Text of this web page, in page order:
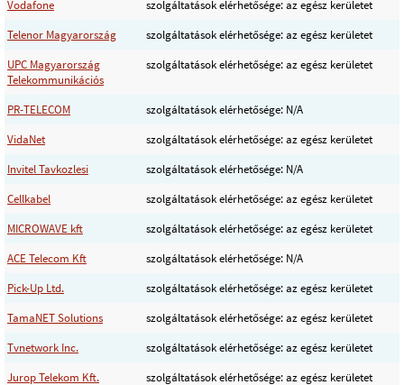
Vodafone
szolgáltatások elérhetősége: az egész kerületet
Telenor Magyarország
szolgáltatások elérhetősége: az egész kerületet
UPC Magyarország
Telekommunikációs
szolgáltatások elérhetősége: az egész kerületet
PR-TELECOM
szolgáltatások elérhetősége: N/A
VidaNet
szolgáltatások elérhetősége: az egész kerületet
Invitel Tavkozlesi
szolgáltatások elérhetősége: N/A
Cellkabel
szolgáltatások elérhetősége: az egész kerületet
MICROWAVE kft
szolgáltatások elérhetősége: az egész kerületet
ACE Telecom Kft
szolgáltatások elérhetősége: N/A
Pick-Up Ltd.
szolgáltatások elérhetősége: az egész kerületet
TamaNET Solutions
szolgáltatások elérhetősége: az egész kerületet
Tvnetwork Inc.
szolgáltatások elérhetősége: az egész kerületet
Jurop Telekom Kft.
szolgáltatások elérhetősége: az egész kerületet